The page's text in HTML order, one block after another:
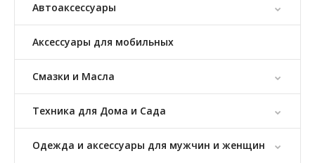
Автоаксессуары
Аксессуары для мобильных
Смазки и Масла
Техника для Дома и Сада
Одежда и аксессуары для мужчин и женщин